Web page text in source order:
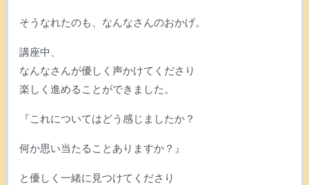
そうなれたのも、なんなさんのおかげ。
講座中、
なんなさんが優しく声かけてくださり
楽しく進めることができました。
『これについてはどう感じましたか？
何か思い当たることありますか？』
と優しく一緒に見つけてくださり